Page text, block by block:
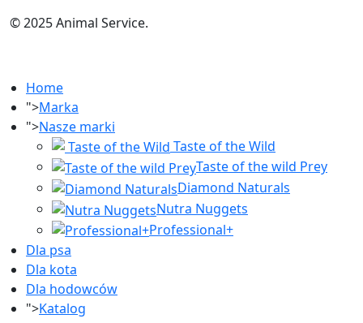
© 2025 Animal Service.
Home
">Marka
">Nasze marki
Taste of the Wild
Taste of the wild Prey
Diamond Naturals
Nutra Nuggets
Professional+
Dla psa
Dla kota
Dla hodowców
">Katalog